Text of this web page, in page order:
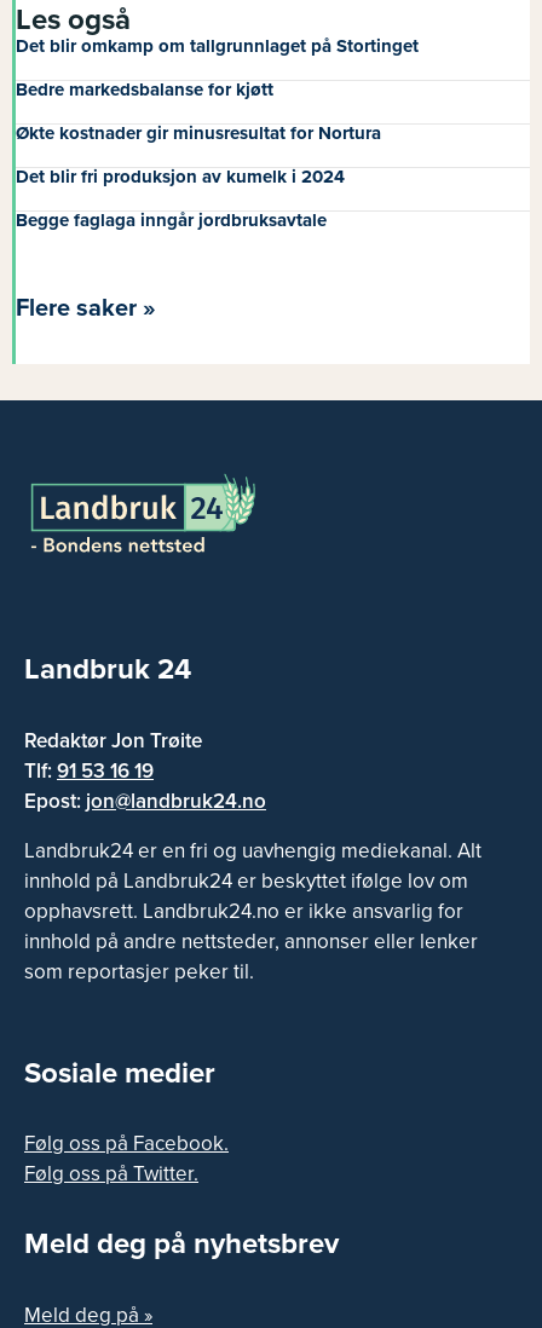
Les også
Det blir omkamp om tallgrunnlaget på Stortinget
Bedre markedsbalanse for kjøtt
Økte kostnader gir minusresultat for Nortura
Det blir fri produksjon av kumelk i 2024
Begge faglaga inngår jordbruksavtale
Flere saker »
Landbruk 24
Redaktør Jon Trøite
Tlf:91 53 16 19
Epost: jon@landbruk24.no
Landbruk24 er en fri og uavhengig mediekanal. Alt
innhold på Landbruk24 er beskyttet ifølge lov om
opphavsrett. Landbruk24.no er ikke ansvarlig for
innhold på andre nettsteder, annonser eller lenker
som reportasjer peker til.
Sosiale medier
Følg oss på Facebook.
Følg oss på Twitter.
Meld deg på nyhetsbrev
Meld deg på »